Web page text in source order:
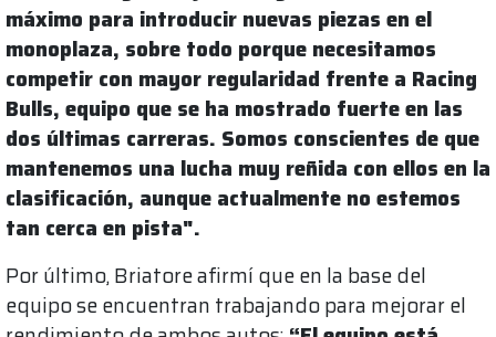
máximo para introducir nuevas piezas en el
monoplaza, sobre todo porque necesitamos
competir con mayor regularidad frente a Racing
Bulls, equipo que se ha mostrado fuerte en las
dos últimas carreras. Somos conscientes de que
mantenemos una lucha muy reñida con ellos en la
clasificación, aunque actualmente no estemos
tan cerca en pista".
Por último, Briatore afirmí que en la base del
equipo se encuentran trabajando para mejorar el